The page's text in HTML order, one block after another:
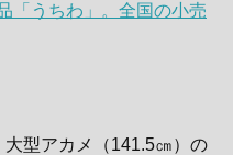
「うちわ」。全国の小売
大型アカメ（141.5㎝）の